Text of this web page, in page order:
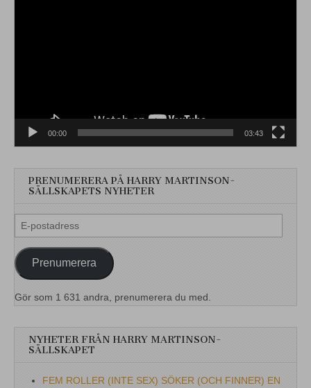
00:00 03:43
PRENUMERERA PÅ HARRY MARTINSON-
SÄLLSKAPETS NYHETER
E-
postadress
Prenumerera
Gör som 1 631 andra, prenumerera du med.
NYHETER FRÅN HARRY MARTINSON-
SÄLLSKAPET
FEM ROLLER (INTE SEX) SÖKER (OCH FINNER) EN